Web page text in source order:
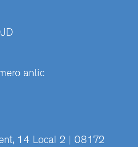
antic
14 Local 2 | 08172